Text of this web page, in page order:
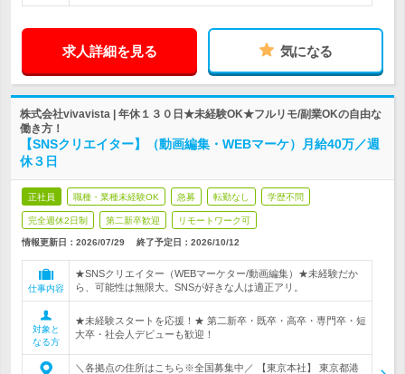
求人詳細を見る 気になる
株式会社vivavista | 年休１３０日★未経験OK★フルリモ/副業OKの自由な
働き方！
【SNSクリエイター】（動画編集・WEBマーケ）月給40万／週
休３日
正社員 職種・業種未経験OK 急募 転勤なし 学歴不問
完全週休2日制 第二新卒歓迎 リモートワーク可
情報更新日：2026/07/29 終了予定日： 2026/10/12
仕事内容
★SNSクリエイター（WEBマーケター/動画編集）★未経験だか
ら、可能性は無限大。SNSが好きな人は適正アリ。
対象と
なる方
★未経験スタートを応援！★ 第二新卒・既卒・高卒・専門卒・短
大卒・社会人デビューも歓迎！
＼各拠点の住所はこちら※全国募集中／ 【東京本社】 東京都港